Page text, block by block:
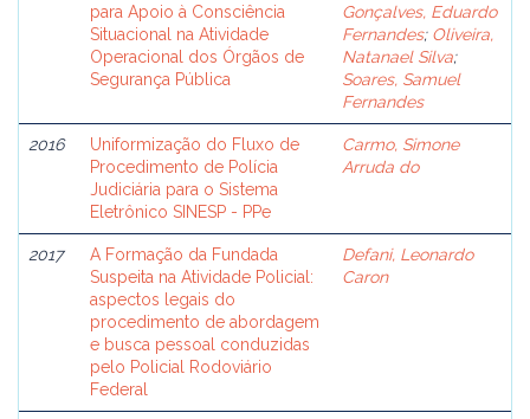
para Apoio à Consciência
Situacional na Atividade
Operacional dos Órgãos de
Segurança Pública
Gonçalves, Eduardo
Fernandes; Oliveira,
Natanael Silva;
Soares, Samuel
Fernandes
2016
Uniformização do Fluxo de
Procedimento de Polícia
Judiciária para o Sistema
Eletrônico SINESP - PPe
Carmo, Simone
Arruda do
2017
A Formação da Fundada
Suspeita na Atividade Policial:
aspectos legais do
procedimento de abordagem
e busca pessoal conduzidas
pelo Policial Rodoviário
Federal
Defani, Leonardo
Caron